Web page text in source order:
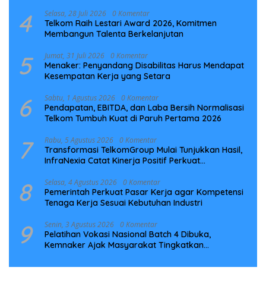
4 Selasa, 28 Juli 2026 0 Komentar
Telkom Raih Lestari Award 2026, Komitmen
Membangun Talenta Berkelanjutan
5 Jumat, 31 Juli 2026 0 Komentar
Menaker: Penyandang Disabilitas Harus Mendapat
Kesempatan Kerja yang Setara
6 Sabtu, 1 Agustus 2026 0 Komentar
Pendapatan, EBITDA, dan Laba Bersih Normalisasi
Telkom Tumbuh Kuat di Paruh Pertama 2026
7 Rabu, 5 Agustus 2026 0 Komentar
Transformasi TelkomGroup Mulai Tunjukkan Hasil,
InfraNexia Catat Kinerja Positif Perkuat
8 Selasa, 4 Agustus 2026 0 Komentar
Pemerintah Perkuat Pasar Kerja agar Kompetensi
Tenaga Kerja Sesuai Kebutuhan Industri
9 Senin, 3 Agustus 2026 0 Komentar
Pelatihan Vokasi Nasional Batch 4 Dibuka,
Kemnaker Ajak Masyarakat Tingkatkan